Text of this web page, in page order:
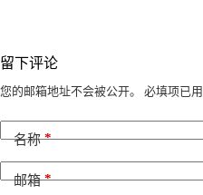
留下评论
您的邮箱地址不会被公开。 必填项已用
名称*
邮箱*
A
t
e